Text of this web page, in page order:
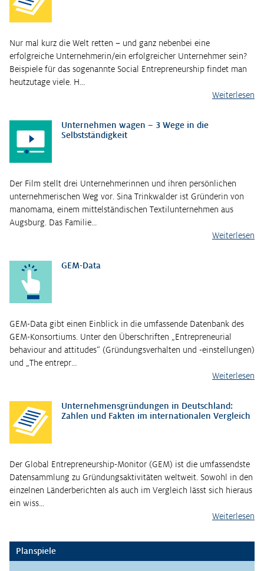
Nur mal kurz die Welt retten – und ganz nebenbei eine
erfolgreiche Unternehmerin/ein erfolgreicher Unternehmer sein?
Beispiele für das sogenannte Social Entrepreneurship findet man
heutzutage viele. H…
Weiterlesen
Unternehmen wagen – 3 Wege in die
Selbstständigkeit
Der Film stellt drei Unternehmerinnen und ihren persönlichen
unternehmerischen Weg vor. Sina Trinkwalder ist Gründerin von
manomama, einem mittelständischen Textilunternehmen aus
Augsburg. Das Familie…
Weiterlesen
GEM-Data
GEM-Data gibt einen Einblick in die umfassende Datenbank des
GEM-Konsortiums. Unter den Überschriften „Entrepreneurial
behaviour and attitudes“ (Gründungsverhalten und -einstellungen)
und „The entrepr…
Weiterlesen
Unternehmensgründungen in Deutschland:
Zahlen und Fakten im internationalen Vergleich
Der Global Entrepreneurship-Monitor (GEM) ist die umfassendste
Datensammlung zu Gründungsaktivitäten weltweit. Sowohl in den
einzelnen Länderberichten als auch im Vergleich lässt sich hieraus
ein wiss…
Weiterlesen
Planspiele